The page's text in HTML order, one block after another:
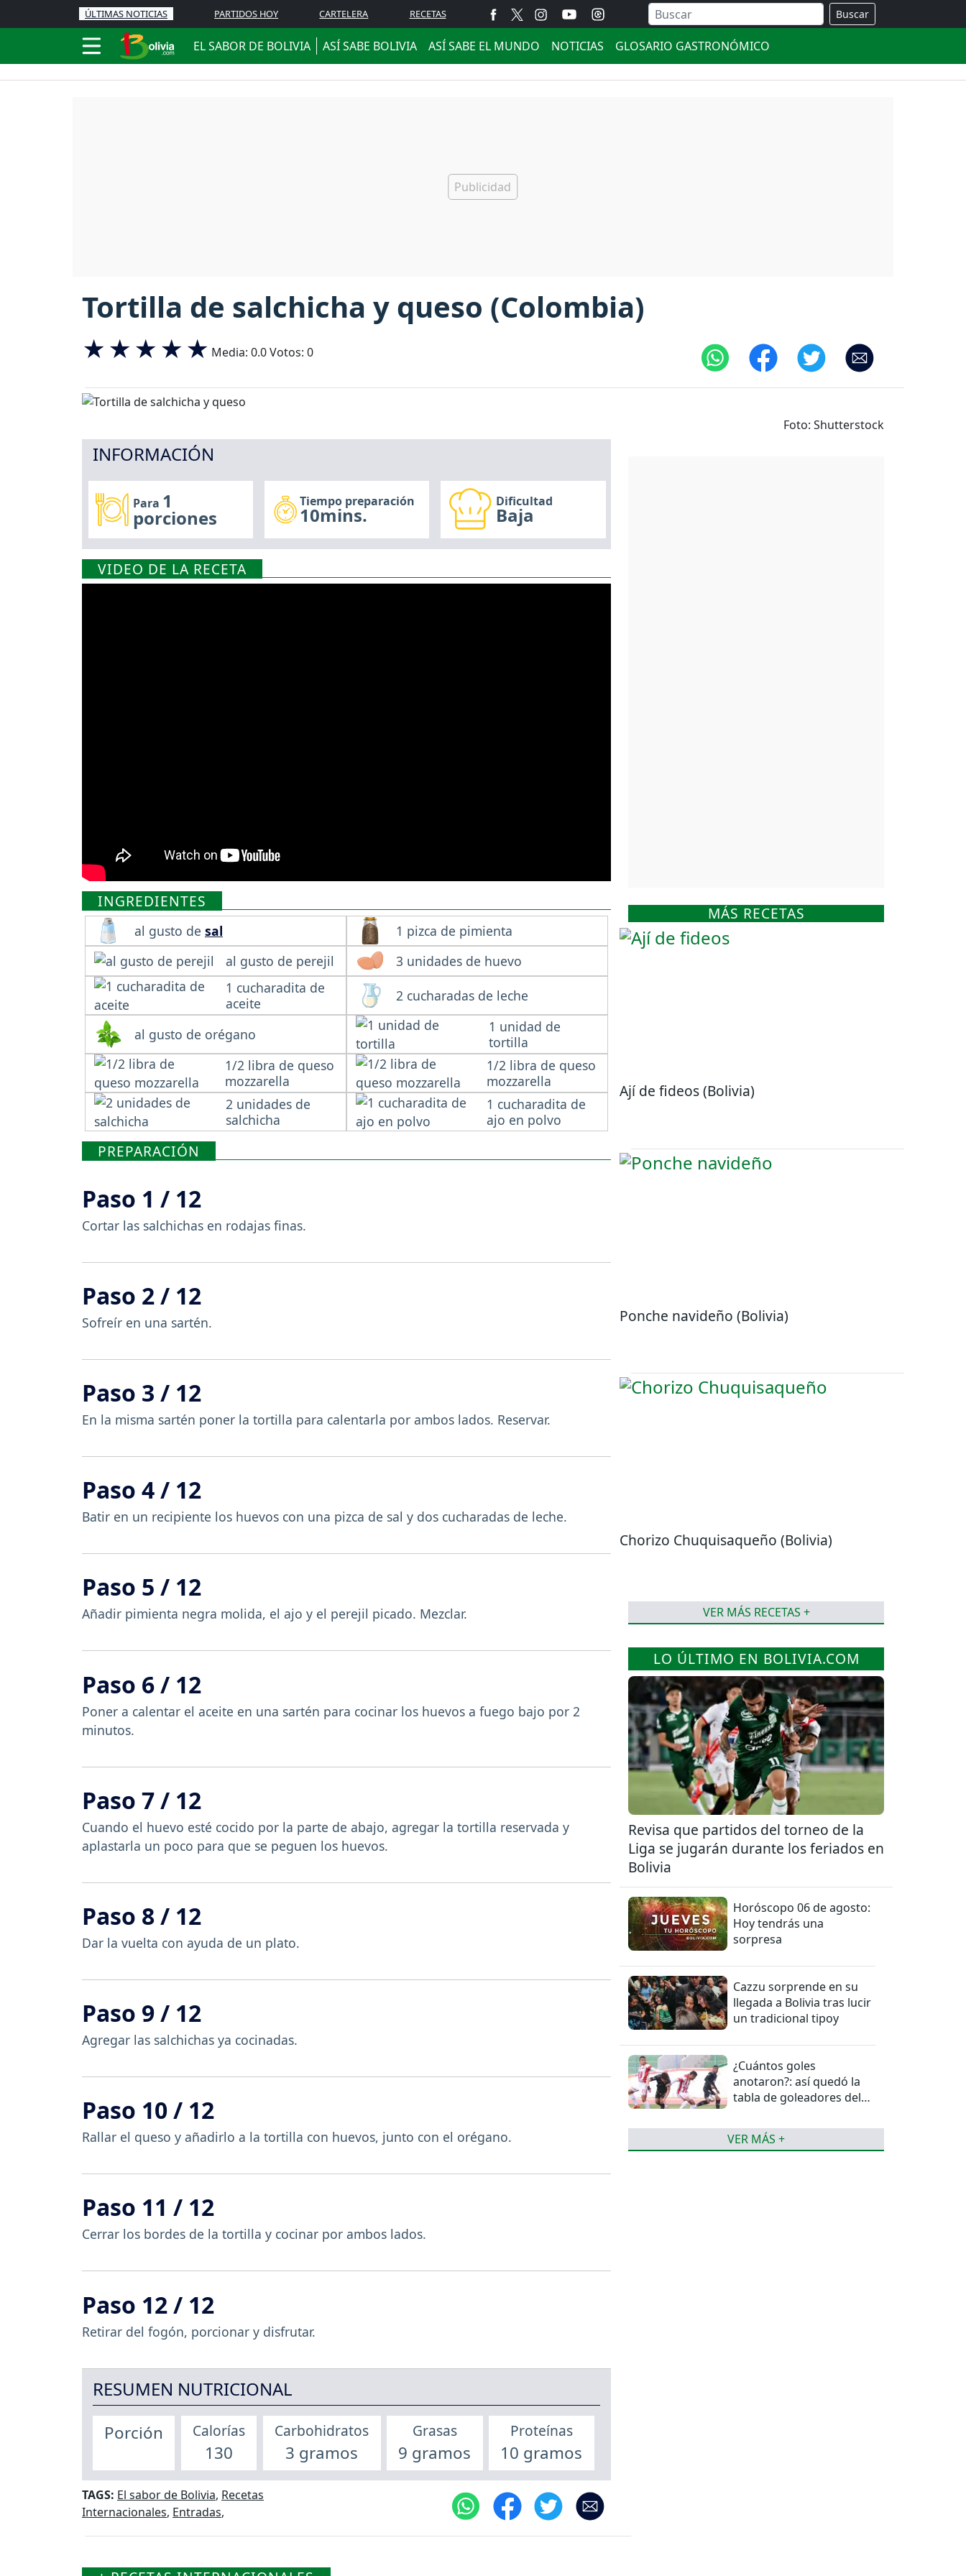
ÚLTIMAS NOTICIAS PARTIDOS HOY CARTELERA RECETAS Buscar
EL SABOR DE BOLIVIA ASÍ SABE BOLIVIA ASÍ SABE EL MUNDO NOTICIAS GLOSARIO GASTRONÓMICO
Tortilla de salchicha y queso (Colombia)
Media: 0.0Votos: 0
Foto: Shutterstock
INFORMACIÓN
Para 1
porciones
Tiempo preparación
10mins.
Dificultad
Baja
VIDEO DE LA RECETA
INGREDIENTES
al gusto de sal
1 pizca de pimienta
al gusto de perejil
3 unidades de huevo
1 cucharadita de
aceite
2 cucharadas de leche
al gusto de orégano
1 unidad de
tortilla
1/2 libra de queso
mozzarella
1/2 libra de queso
mozzarella
2 unidades de
salchicha
1 cucharadita de
ajo en polvo
PREPARACIÓN
Paso 1 / 12
Cortar las salchichas en rodajas finas.
Paso 2 / 12
Sofreír en una sartén.
Paso 3 / 12
En la misma sartén poner la tortilla para calentarla por ambos lados. Reservar.
Paso 4 / 12
Batir en un recipiente los huevos con una pizca de sal y dos cucharadas de leche.
Paso 5 / 12
Añadir pimienta negra molida, el ajo y el perejil picado. Mezclar.
Paso 6 / 12
Poner a calentar el aceite en una sartén para cocinar los huevos a fuego bajo por 2
minutos.
Paso 7 / 12
Cuando el huevo esté cocido por la parte de abajo, agregar la tortilla reservada y
aplastarla un poco para que se peguen los huevos.
Paso 8 / 12
Dar la vuelta con ayuda de un plato.
Paso 9 / 12
Agregar las salchichas ya cocinadas.
Paso 10 / 12
Rallar el queso y añadirlo a la tortilla con huevos, junto con el orégano.
Paso 11 / 12
Cerrar los bordes de la tortilla y cocinar por ambos lados.
Paso 12 / 12
Retirar del fogón, porcionar y disfrutar.
RESUMEN NUTRICIONAL
Porción Calorías
130
Carbohidratos
3 gramos
Grasas
9 gramos
Proteínas
10 gramos
TAGS: El sabor de Bolivia, Recetas
Internacionales, Entradas,
MÁS RECETAS
Ají de fideos (Bolivia)
Ponche navideño (Bolivia)
Chorizo Chuquisaqueño (Bolivia)
VER MÁS RECETAS +
LO ÚLTIMO EN BOLIVIA.COM
Revisa que partidos del torneo de la
Liga se jugarán durante los feriados en
Bolivia
Horóscopo 06 de agosto:
Hoy tendrás una
sorpresa
Cazzu sorprende en su
llegada a Bolivia tras lucir
un tradicional tipoy
¿Cuántos goles
anotaron?: así quedó la
tabla de goleadores del
VER MÁS +